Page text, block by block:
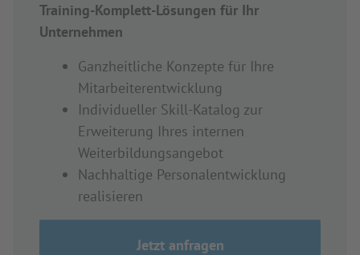
Training-Komplett-Lösungen für Ihr
Unternehmen
Ganzheitliche Konzepte für Ihre
Mitarbeiterentwicklung
Individueller Skill-Katalog zur
Erweiterung Ihres internen
Weiterbildungsangebot
Nachhaltige Personalentwicklung
realisieren
Jetzt anfragen